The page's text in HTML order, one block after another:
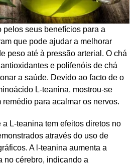
pelos seus benefícios para a
que pode ajudar a melhorar
peso até à pressão arterial. O chá
e polifenóis de chá
a saúde. Devido ao facto de o
L-teanina, mostrou-se
remédio para acalmar os nervos.
a L-teanina tem efeitos diretos no
através do uso de
A l-teanina aumenta a
no cérebro, indicando a